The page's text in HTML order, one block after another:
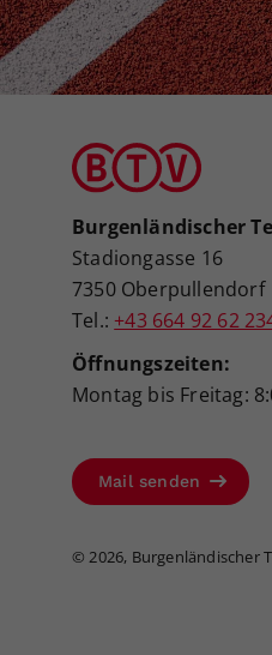
Burgenländischer
Stadiongasse 16
7350 Oberpullendorf
Tel.: +43 664 92 62
Öffnungszeiten:
Montag bis Freitag:
Mail senden
©2026, Burgenländischer